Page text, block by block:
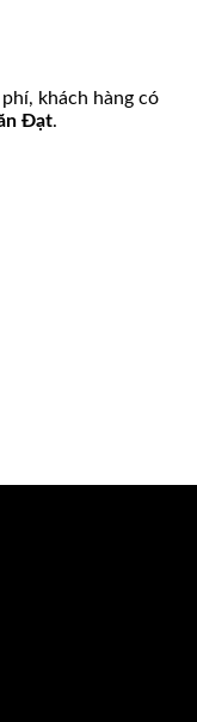
khách hàng có
Đạt.